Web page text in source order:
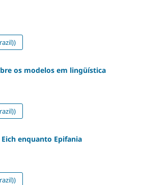
os modelos em lingüística
enquanto Epifania